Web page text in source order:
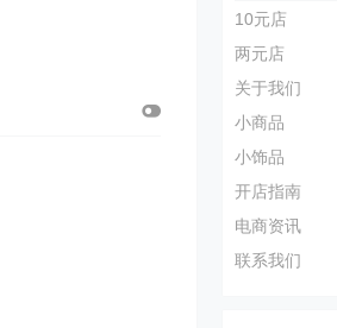
10元店
两元店
关于我们
小商品
小饰品
开店指南
电商资讯
联系我们